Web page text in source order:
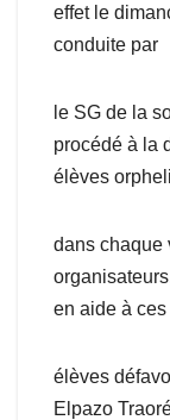
effet le
conduite par
le SG de la
procédé à la
élèves
dans chaque
en aide à ces
élèves
Elpazo